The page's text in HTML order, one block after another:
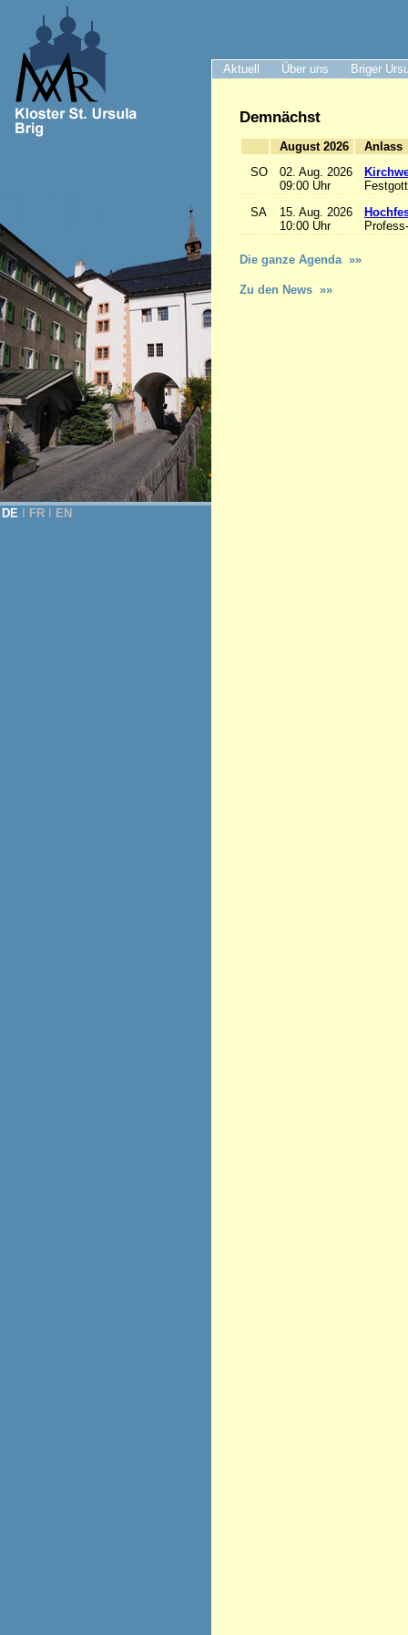
Aktuell Über uns Briger
DE FR EN
Demnächst
August 2026
SO
02. Aug. 2026
09:00 Uhr
SA
15. Aug. 2026
10:00 Uhr
Die ganze Agenda »»
Zu den News »»